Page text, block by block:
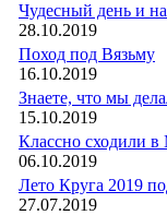
Чудесный день и
28.10.2019
Поход под Вязьму
16.10.2019
Знаете, что мы
15.10.2019
Классно сходили
06.10.2019
Лето Круга 2019
27.07.2019